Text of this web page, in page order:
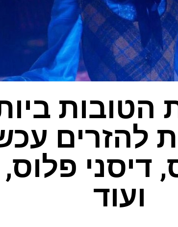
הטובות
להזרים
ועוד